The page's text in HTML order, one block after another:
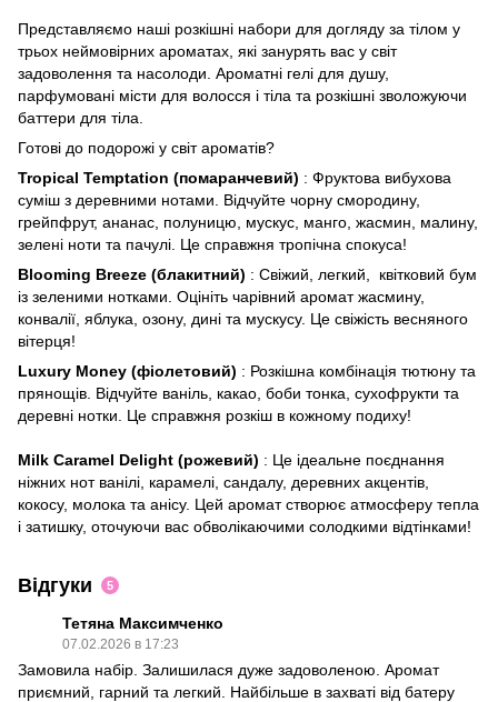
Представляємо наші розкішні набори для догляду за тілом у
трьох неймовірних ароматах, які занурять вас у світ
задоволення та насолоди. Ароматні гелі для душу,
парфумовані місти для волосся і тіла та розкішні зволожуючи
баттери для тіла.
Готові до подорожі у світ ароматів?
Tropical Temptation (помаранчевий) : Фруктова вибухова
суміш з деревними нотами. Відчуйте чорну смородину,
грейпфрут, ананас, полуницю, мускус, манго, жасмин, малину,
зелені ноти та пачулі. Це справжня тропічна спокуса!
Blooming Breeze (блакитний) : Свіжий, легкий, квітковий бум
із зеленими нотками. Оцініть чарівний аромат жасмину,
конвалії, яблука, озону, дині та мускусу. Це свіжість весняного
вітерця!
Luxury Money (фіолетовий) : Розкішна комбінація тютюну та
прянощів. Відчуйте ваніль, какао, боби тонка, сухофрукти та
деревні нотки. Це справжня розкіш в кожному подиху!
Milk Caramel Delight (рожевий) : Це ідеальне поєднання
ніжних нот ванілі, карамелі, сандалу, деревних акцентів,
кокосу, молока та анісу. Цей аромат створює атмосферу тепла
і затишку, оточуючи вас обволікаючими солодкими відтінками!
Відгуки 5
Тетяна Максимченко
07.02.2026 в 17:23
Замовила набір. Залишилася дуже задоволеною. Аромат
приємний, гарний та легкий. Найбільше в захваті від батеру